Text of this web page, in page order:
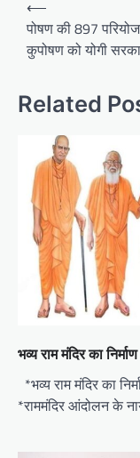
navigation
⟵
पोषण की 897
कुपोषण को योगी
Related
भव्य राम मंदिर का
*भव्य राम मंदिर का
*राममंदिर आंदोलन के